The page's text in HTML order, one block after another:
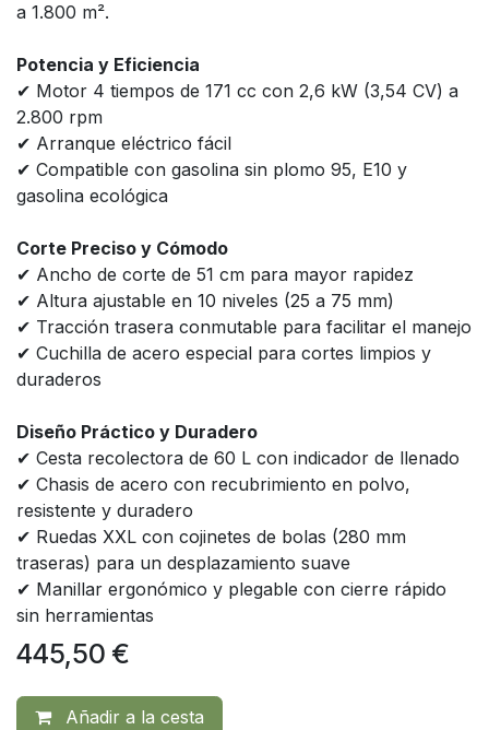
a 1.800 m².
Potencia y Eficiencia
✔ Motor 4 tiempos de 171 cc con 2,6 kW (3,54 CV) a
2.800 rpm
✔ Arranque eléctrico fácil
✔ Compatible con gasolina sin plomo 95, E10 y
gasolina ecológica
Corte Preciso y Cómodo
✔ Ancho de corte de 51 cm para mayor rapidez
✔ Altura ajustable en 10 niveles (25 a 75 mm)
✔ Tracción trasera conmutable para facilitar el manejo
✔ Cuchilla de acero especial para cortes limpios y
duraderos
Diseño Práctico y Duradero
✔ Cesta recolectora de 60 L con indicador de llenado
✔ Chasis de acero con recubrimiento en polvo,
resistente y duradero
✔ Ruedas XXL con cojinetes de bolas (280 mm
traseras) para un desplazamiento suave
✔ Manillar ergonómico y plegable con cierre rápido
sin herramientas
445,50 €
Añadir a la cesta